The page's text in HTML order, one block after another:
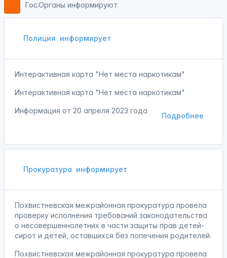
Гос.Органы информируют
Полиция информирует
Интерактивная карта "Нет места наркотикам"
Интерактивная карта "Нет места наркотикам"
Подробнее
Информация от 20 апреля 2023 года
Прокуратура информирует
Похвистневская межрайонная прокуратура провела
проверку исполнения требований законодательства
о несовершеннолетних в части защиты прав детей-
сирот и детей, оставшихся без попечения родителей.
Похвистневская межрайонная прокуратура провела